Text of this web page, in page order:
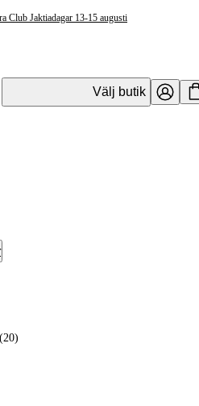
Club Jaktiadagar 13-15 augusti
Välj butik
(20)